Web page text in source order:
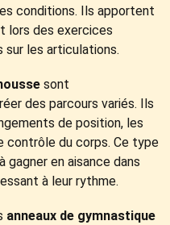
conditions. Ils apportent
lors des exercices
les articulations.
sont
des parcours variés. Ils
de position, les
contrôle du corps. Ce type
en aisance dans
à leur rythme.
anneaux de gymnastique